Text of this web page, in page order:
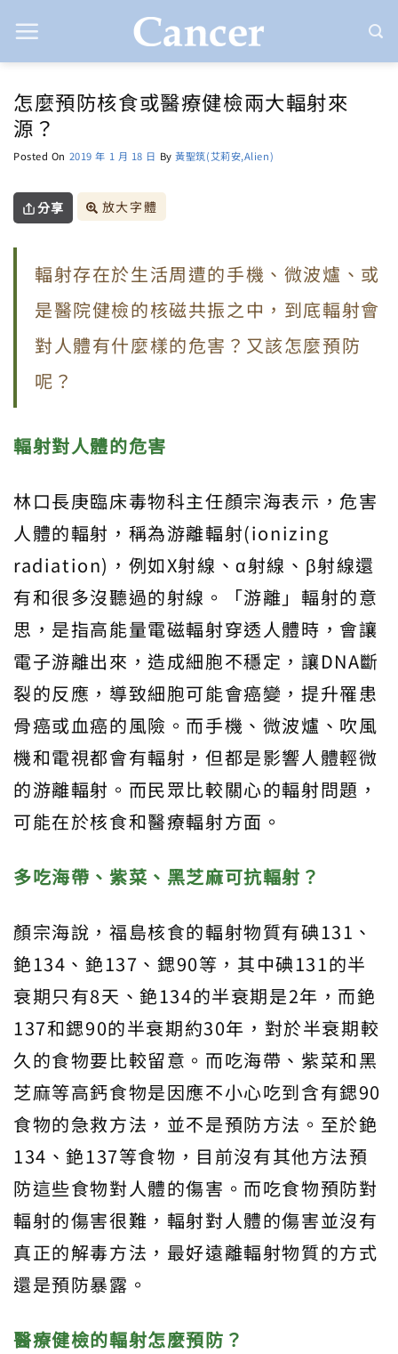
to
怎麼預防核食或醫療健檢兩大輻射來
源？
Posted On 2019 年 1 月 18 日 By黃聖筑(艾莉安,Alien)
分享 放大字體
輻射存在於生活周遭的手機、微波爐、或
是醫院健檢的核磁共振之中，到底輻射會
對人體有什麼樣的危害？又該怎麼預防
呢？
輻射對人體的危害
林口長庚臨床毒物科主任顏宗海表示，危害
人體的輻射，稱為游離輻射(ionizing
radiation)，例如X射線、α射線、β射線還
有和很多沒聽過的射線。「游離」輻射的意
思，是指高能量電磁輻射穿透人體時，會讓
電子游離出來，造成細胞不穩定，讓DNA斷
裂的反應，導致細胞可能會癌變，提升罹患
骨癌或血癌的風險。而手機、微波爐、吹風
機和電視都會有輻射，但都是影響人體輕微
的游離輻射。而民眾比較關心的輻射問題，
可能在於核食和醫療輻射方面。
多吃海帶、紫菜、黑芝麻可抗輻射？
顏宗海說，福島核食的輻射物質有碘131、
銫134、銫137、鍶90等，其中碘131的半
衰期只有8天、銫134的半衰期是2年，而銫
137和鍶90的半衰期約30年，對於半衰期較
久的食物要比較留意。而吃海帶、紫菜和黑
芝麻等高鈣食物是因應不小心吃到含有鍶90
食物的急救方法，並不是預防方法。至於銫
134、銫137等食物，目前沒有其他方法預
防這些食物對人體的傷害。而吃食物預防對
輻射的傷害很難，輻射對人體的傷害並沒有
真正的解毒方法，最好遠離輻射物質的方式
還是預防暴露。
醫療健檢的輻射怎麼預防？